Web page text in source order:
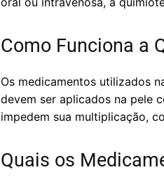
Como Funciona a
Os medicamentos utilizados
devem ser aplicados na pele
impedem sua multiplicação,
Quais os